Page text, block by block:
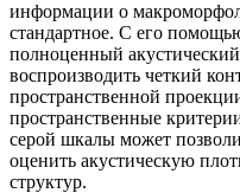
информации о
стандартное. С его
полноценный акустический
воспроизводить четкий
пространственной
пространственные
серой шкалы может
оценить акустическую
структур.